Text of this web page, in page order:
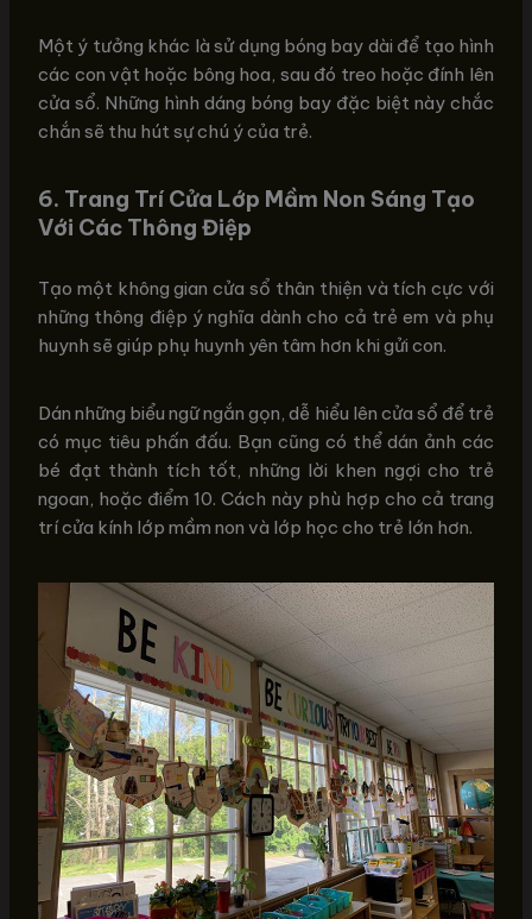
Một ý tưởng khác là sử dụng bóng bay dài để tạo hình
các con vật hoặc bông hoa, sau đó treo hoặc đính lên
cửa sổ. Những hình dáng bóng bay đặc biệt này chắc
chắn sẽ thu hút sự chú ý của trẻ.
6. Trang Trí Cửa Lớp Mầm Non Sáng Tạo
Với Các Thông Điệp
Tạo một không gian cửa sổ thân thiện và tích cực với
những thông điệp ý nghĩa dành cho cả trẻ em và phụ
huynh sẽ giúp phụ huynh yên tâm hơn khi gửi con.
Dán những biểu ngữ ngắn gọn, dễ hiểu lên cửa sổ để trẻ
có mục tiêu phấn đấu. Bạn cũng có thể dán ảnh các
bé đạt thành tích tốt, những lời khen ngợi cho trẻ
ngoan, hoặc điểm 10. Cách này phù hợp cho cả trang
trí cửa kính lớp mầm non và lớp học cho trẻ lớn hơn.